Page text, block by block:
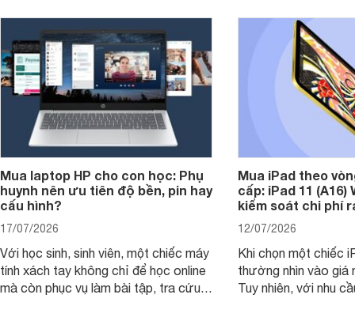
Mua laptop HP cho con học: Phụ
huynh nên ưu tiên độ bền, pin hay
cấu hình?
17/07/2026
Với học sinh, sinh viên, một chiếc máy
tính xách tay không chỉ để học online
mà còn phục vụ làm bài tập, tra cứu,
Mua iPad theo
cấp: iPad 11 (A16)
kiểm soát chi phí
12/07/2026
Khi chọn một chiếc
thường nhìn vào
Tuy nhiên, với nhu